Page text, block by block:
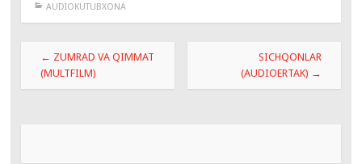
AUDIOKUTUBXONA
Навигация
← ZUMRAD VA QIMMAT
(MULTFILM)
SICHQONLAR
(AUDIOERTAK) →